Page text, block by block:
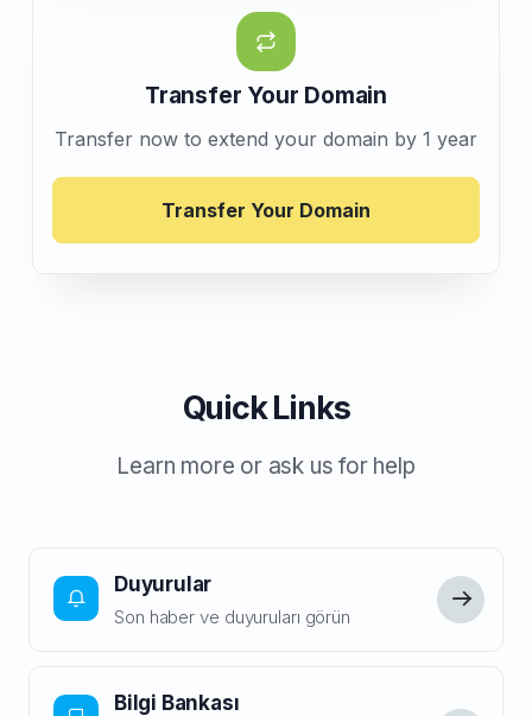
Transfer Your Domain
Transfer now to extend your domain by 1 year
Transfer Your Domain
Quick Links
Learn more or ask us for help
Duyurular
Son haber ve duyuruları görün
Bilgi Bankası